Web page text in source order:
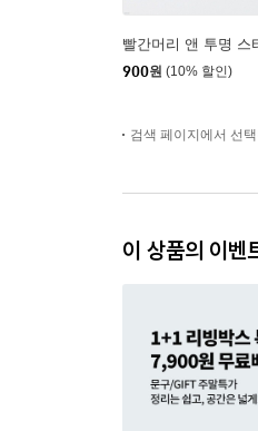
빨간머리 앤 투명 스
900원 (10% 할인)
검색 페이지에서 선
이 상품의 이벤